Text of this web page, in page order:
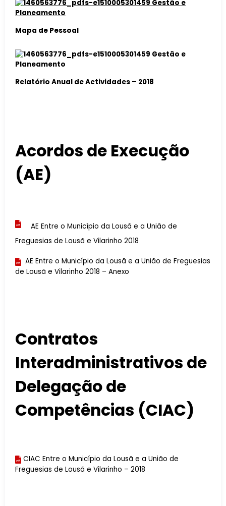
Mapa de Pessoal
Relatório Anual de Actividades – 2018
Acordos de Execução
(AE)
AE Entre o Município da Lousã e a União de
Freguesias de Lousã e Vilarinho 2018
AE Entre o Município da Lousã e a União de Freguesias
de Lousã e Vilarinho 2018 – Anexo
Contratos
Interadministrativos de
Delegação de
Competências (CIAC)
CIAC Entre o Município da Lousã e a União de
Freguesias de Lousã e Vilarinho – 2018